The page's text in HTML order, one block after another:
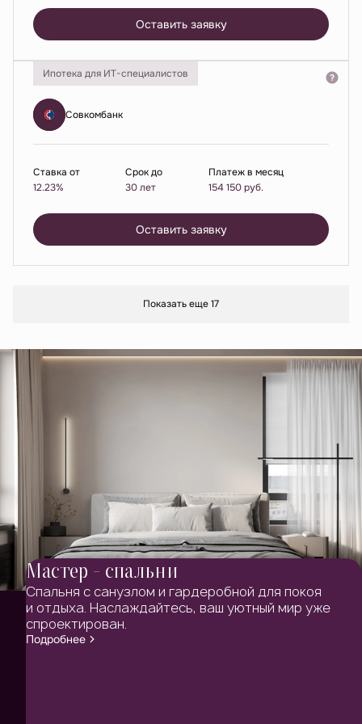
Оставить заявку
Ипотека для ИТ-специалистов
Совкомбанк
Ставка от
12.23%
Срок до
30 лет
Платеж в месяц
154 150руб.
Оставить заявку
Показать еще 17
Мастер - спальни
Спальня с санузлом и гардеробной для покоя
и отдыха. Наслаждайтесь, ваш уютный мир уже
спроектирован.
Подробнее